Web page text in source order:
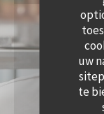
uw
te
© 2026 QUAI OUEST —
BELEID